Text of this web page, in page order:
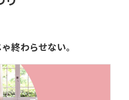
終わらせない。